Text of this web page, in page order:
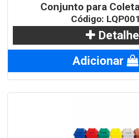
Conjunto para
Código:
Adicionar